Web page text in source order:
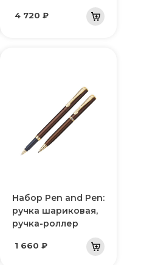
4 720 ₽
Набор Pen and Pen:
ручка шариковая,
ручка-роллер
1 660 ₽